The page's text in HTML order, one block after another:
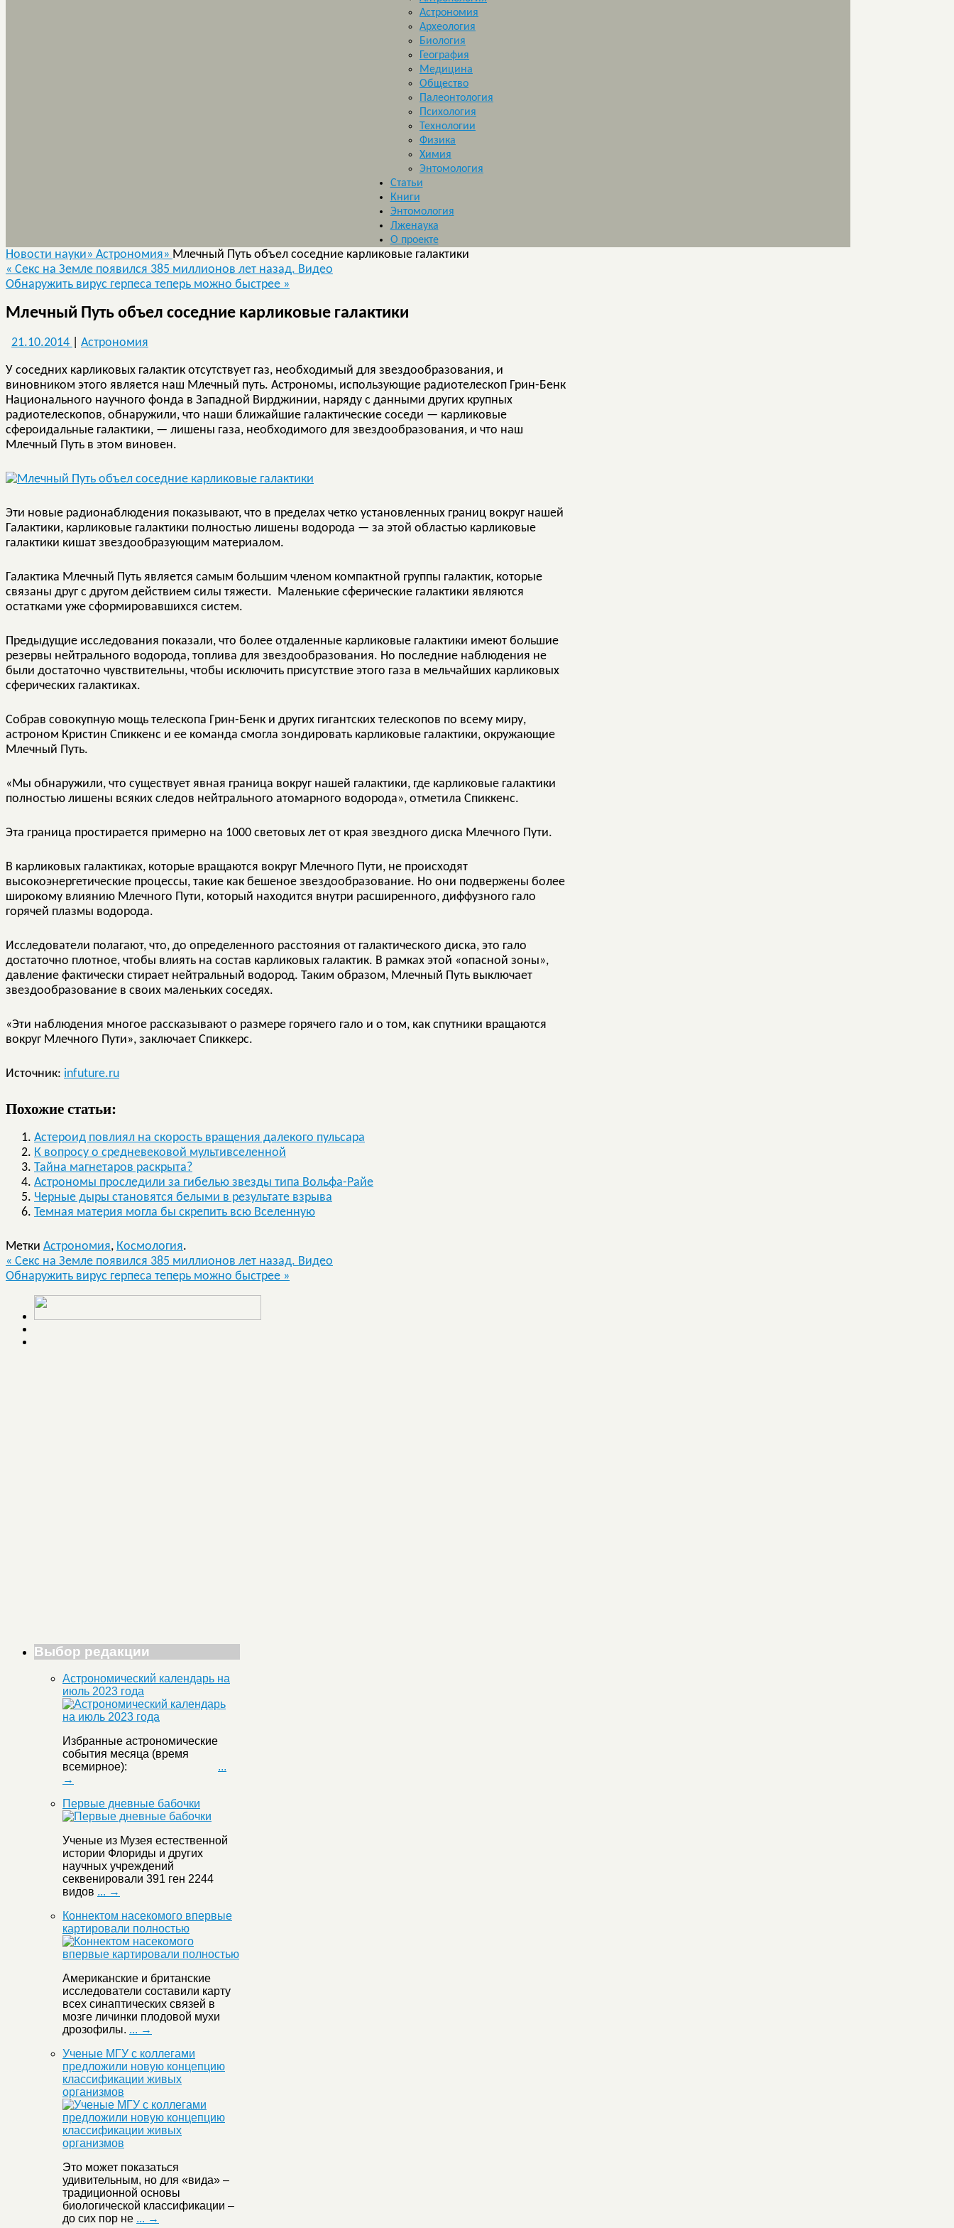
Астрономия
Археология
Биология
География
Медицина
Общество
Палеонтология
Психология
Технологии
Физика
Химия
Энтомология
Статьи
Книги
Энтомология
Лженаука
О проекте
Новости науки» Астрономия» Млечный Путь объел соседние карликовые галактики
« Секс на Земле появился 385 миллионов лет назад. Видео
Обнаружить вирус герпеса теперь можно быстрее »
Млечный Путь объел соседние карликовые галактики
21.10.2014 Астрономия
У соседних карликовых галактик отсутствует газ, необходимый для звездообразования, и
виновником этого является наш Млечный путь. Астрономы, использующие радиотелескоп Грин-Бенк
Национального научного фонда в Западной Вирджинии, наряду с данными других крупных
радиотелескопов, обнаружили, что наши ближайшие галактические соседи — карликовые
сфероидальные галактики, — лишены газа, необходимого для звездообразования, и что наш
Млечный Путь в этом виновен.
Эти новые радионаблюдения показывают, что в пределах четко установленных границ вокруг нашей
Галактики, карликовые галактики полностью лишены водорода — за этой областью карликовые
галактики кишат звездообразующим материалом.
Галактика Млечный Путь является самым большим членом компактной группы галактик, которые
связаны друг с другом действием силы тяжести. Маленькие сферические галактики являются
остатками уже сформировавшихся систем.
Предыдущие исследования показали, что более отдаленные карликовые галактики имеют большие
резервы нейтрального водорода, топлива для звездообразования. Но последние наблюдения не
были достаточно чувствительны, чтобы исключить присутствие этого газа в мельчайших карликовых
сферических галактиках.
Собрав совокупную мощь телескопа Грин-Бенк и других гигантских телескопов по всему миру,
астроном Кристин Спиккенс и ее команда смогла зондировать карликовые галактики, окружающие
Млечный Путь.
«Мы обнаружили, что существует явная граница вокруг нашей галактики, где карликовые галактики
полностью лишены всяких следов нейтрального атомарного водорода», отметила Спиккенс.
Эта граница простирается примерно на 1000 световых лет от края звездного диска Млечного Пути.
В карликовых галактиках, которые вращаются вокруг Млечного Пути, не происходят
высокоэнергетические процессы, такие как бешеное звездообразование. Но они подвержены более
широкому влиянию Млечного Пути, который находится внутри расширенного, диффузного гало
горячей плазмы водорода.
Исследователи полагают, что, до определенного расстояния от галактического диска, это гало
достаточно плотное, чтобы влиять на состав карликовых галактик. В рамках этой «опасной зоны»,
давление фактически стирает нейтральный водород. Таким образом, Млечный Путь выключает
звездообразование в своих маленьких соседях.
«Эти наблюдения многое рассказывают о размере горячего гало и о том, как спутники вращаются
вокруг Млечного Пути», заключает Спиккерс.
Источник: infuture.ru
Похожие статьи:
Астероид повлиял на скорость вращения далекого пульсара
К вопросу о средневековой мультивселенной
Тайна магнетаров раскрыта?
Астрономы проследили за гибелью звезды типа Вольфа-Райе
Черные дыры становятся белыми в результате взрыва
Темная материя могла бы скрепить всю Вселенную
Метки Астрономия, Космология.
« Секс на Земле появился 385 миллионов лет назад. Видео
Обнаружить вирус герпеса теперь можно быстрее »
Выбор редакции
Астрономический календарь на
июль 2023 года
Избранные астрономические
события месяца (время
всемирное): ...
→
Первые дневные бабочки
Ученые из Музея естественной
истории Флориды и других
научных учреждений
секвенировали 391 ген 2244
видов ... →
Коннектом насекомого впервые
картировали полностью
Американские и британские
исследователи составили карту
всех синаптических связей в
мозге личинки плодовой мухи
дрозофилы. ... →
Ученые МГУ с коллегами
предложили новую концепцию
классификации живых
организмов
Это может показаться
удивительным, но для «вида» –
традиционной основы
биологической классификации –
до сих пор не ... →